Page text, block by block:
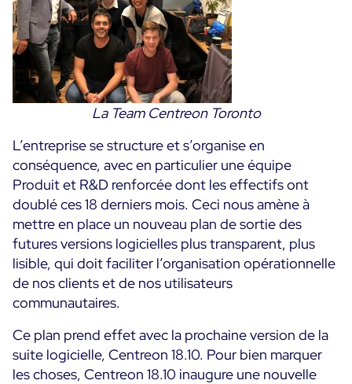
Supervision au-delà de l’IT : un guide de survie pour
la convergence IT/OT
Documentation
Toutes les ressources
Ebooks
Corporate
Infographies
Salle de presse
Blog
Nouveautés
Bonnes Pratiques
Témoignages Clients
Evénements
A venir
Webinars
TARIFS
Centreon Infra Monitoring
La Team Centreon Toronto
L’entreprise se structure et s’organise en
conséquence, avec en particulier une équipe
Produit et R&D renforcée dont les effectifs ont
doublé ces 18 derniers mois. Ceci nous amène à
mettre en place un nouveau plan de sortie des
futures versions logicielles plus transparent, plus
lisible, qui doit faciliter l’organisation opérationnelle
de nos clients et de nos utilisateurs
communautaires.
Ce plan prend effet avec la prochaine version de la
suite logicielle, Centreon 18.10. Pour bien marquer
les choses, Centreon 18.10 inaugure une nouvelle